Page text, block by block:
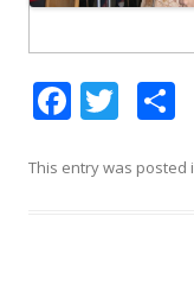
F
e
T
itt
This entry was posted